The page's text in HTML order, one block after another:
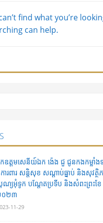
find what you’re
can help.
ឧត្តមសេនីយ៍ឯក ង៉េង ជួ ជូនកងកម្លាំ
ារពារ សន្ដិសុខ សណ្ដាប់ធ្នាប់ និងសុវត្ថិភ
ណ្យអុំទូក បណ្ដែតប្រទីប និងសំពះព្រះខ
០២៣
11-29